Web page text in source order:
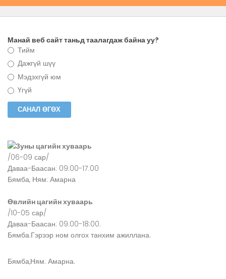
Манай веб сайт таньд таалагдаж байна уу?
Тийм
Дажгүй шүү
Мэдэхгүй юм
Үгүй
Зуны цагийн хуваарь
/06-09 сар/
Даваа-Баасан: 09:00-17:00
Бямба, Ням: Амарна
Өвлийн цагийн хуваарь
/10-05 сар/
Даваа-Баасан: 09:00-18:00.
Бямба:Гэрээр ном олгох танхим ажиллана.
Бямба,Ням: Амарна.